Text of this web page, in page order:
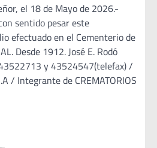
el 18 de Mayo de 2026.-
sentido pesar este
efectuado en el Cementerio de
Desde 1912. José E. Rodó
y 43524547(telefax) /
/ Integrante de CREMATORIOS